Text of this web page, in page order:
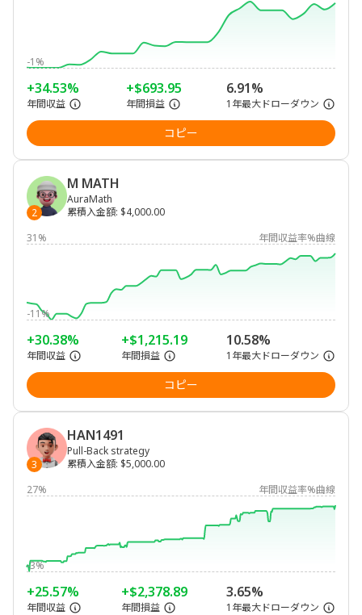
-1%
+34.53%
年間収益
+$693.95
年間損益
6.91%
1年最大ドローダウン
コピー
2
M MATH
AuraMath
累積入金額: $4,000.00
31%
年間収益率%曲線
-11%
+30.38%
年間収益
+$1,215.19
年間損益
10.58%
1年最大ドローダウン
コピー
3
HAN1491
Pull-Back strategy
累積入金額: $5,000.00
27%
年間収益率%曲線
-3%
+25.57%
年間収益
+$2,378.89
年間損益
3.65%
1年最大ドローダウン